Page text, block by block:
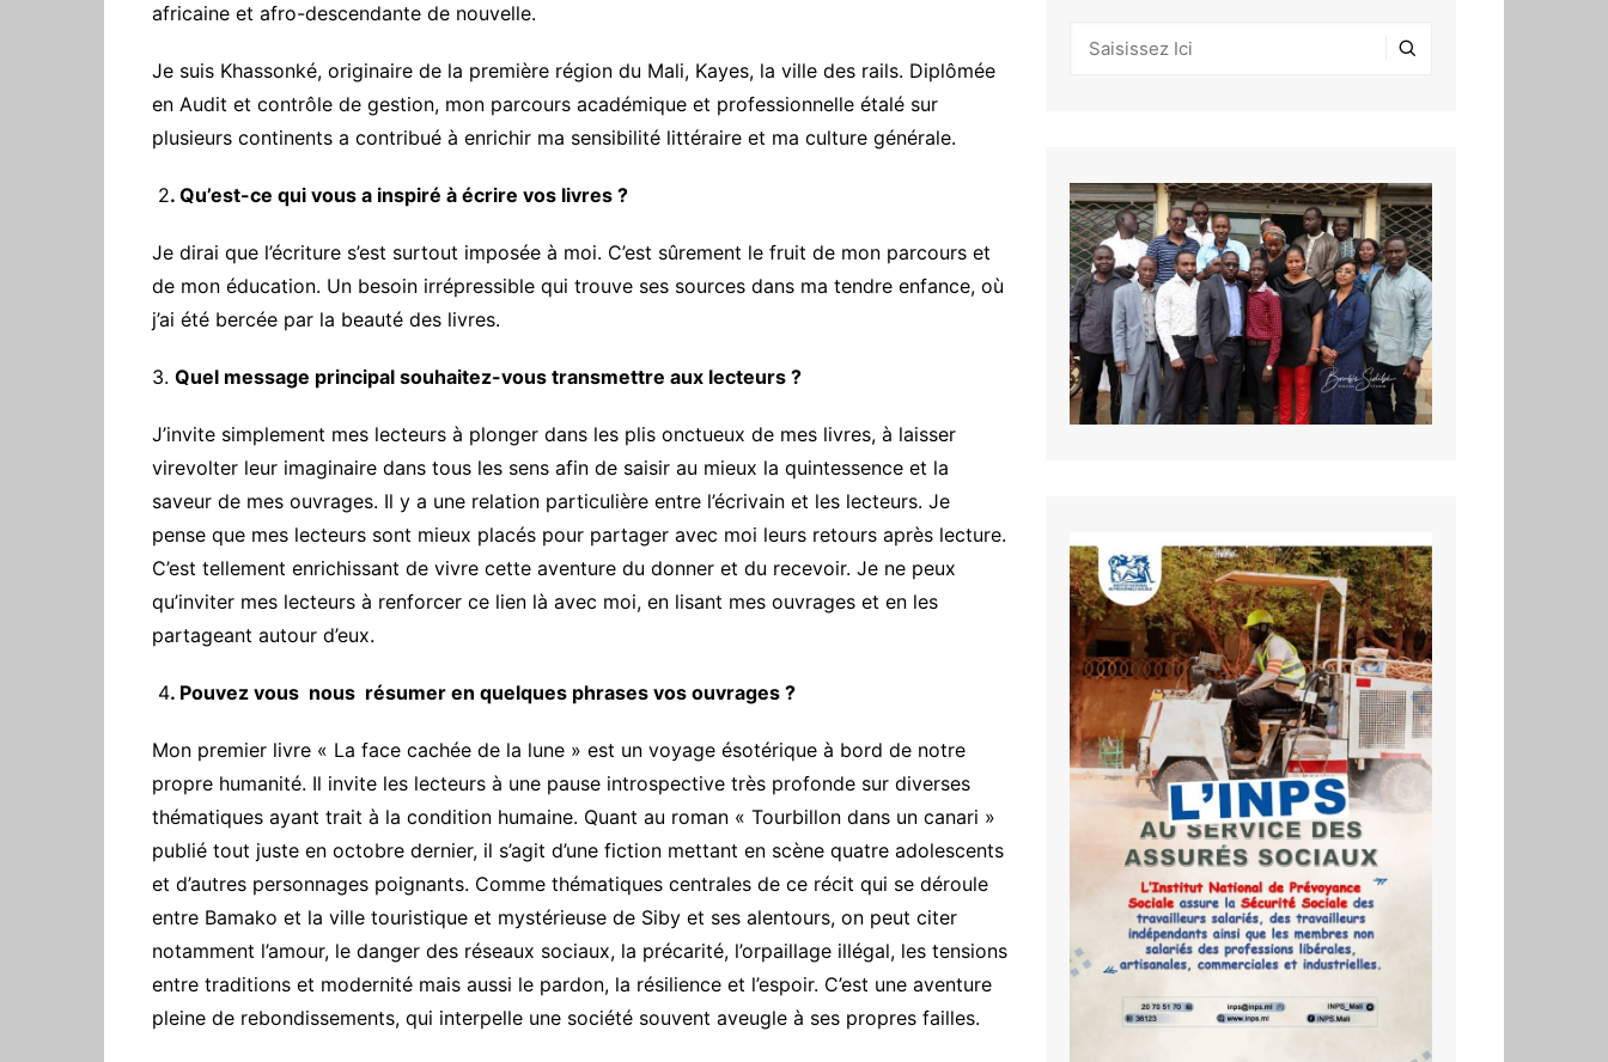
africaine et afro-descendante de nouvelle.
‎Je suis Khassonké, originaire de la première région du Mali, Kayes, la ville des rails. Diplômée
en Audit et contrôle de gestion, mon parcours académique et professionnelle étalé sur
plusieurs continents a contribué à enrichir ma sensibilité littéraire et ma culture générale.
‎ 2. Qu’est-ce qui vous a inspiré à écrire vos livres ?
Je dirai que l’écriture s’est surtout imposée à moi. C’est sûrement le fruit de mon parcours et
de mon éducation. Un besoin irrépressible qui trouve ses sources dans ma tendre enfance, où
j’ai été bercée par la beauté des livres.
3. Quel message principal souhaitez-vous transmettre aux lecteurs ?
‎J’invite simplement mes lecteurs à plonger dans les plis onctueux de mes livres, à laisser
virevolter leur imaginaire dans tous les sens afin de saisir au mieux la quintessence et la
saveur de mes ouvrages. Il y a une relation particulière entre l’écrivain et les lecteurs. Je
pense que mes lecteurs sont mieux placés pour partager avec moi leurs retours après lecture.
C’est tellement enrichissant de vivre cette aventure du donner et du recevoir. Je ne peux
qu’inviter mes lecteurs à renforcer ce lien là avec moi, en lisant mes ouvrages et en les
partageant autour d’eux.
‎ 4. Pouvez vous nous résumer en quelques phrases vos ouvrages ?
‎Mon premier livre « La face cachée de la lune » est un voyage ésotérique à bord de notre
propre humanité. Il invite les lecteurs à une pause introspective très profonde sur diverses
thématiques ayant trait à la condition humaine. Quant au roman « Tourbillon dans un canari »
publié tout juste en octobre dernier, il s’agit d’une fiction mettant en scène quatre adolescents
et d’autres personnages poignants. Comme thématiques centrales de ce récit qui se déroule
entre Bamako et la ville touristique et mystérieuse de Siby et ses alentours, on peut citer
notamment l’amour, le danger des réseaux sociaux, la précarité, l’orpaillage illégal, les tensions
entre traditions et modernité mais aussi le pardon, la résilience et l’espoir. C’est une aventure
pleine de rebondissements, qui interpelle une société souvent aveugle à ses propres failles.